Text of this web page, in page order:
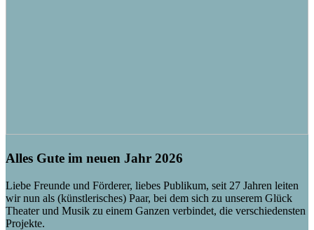
Alles Gute im neuen Jahr 2026
Liebe Freunde und Förderer, liebes Publikum, seit 27 Jahren leiten
wir nun als (künstlerisches) Paar, bei dem sich zu unserem Glück
Theater und Musik zu einem Ganzen verbindet, die verschiedensten
Projekte.